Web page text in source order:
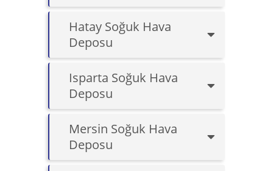
Hatay Soğuk Hava
Deposu
Isparta Soğuk Hava
Deposu
Mersin Soğuk Hava
Deposu